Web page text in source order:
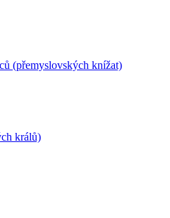
(přemyslovských knížat)
králů)